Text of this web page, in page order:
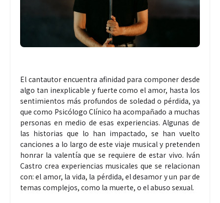
El cantautor encuentra afinidad para componer desde
algo tan inexplicable y fuerte como el amor, hasta los
sentimientos más profundos de soledad o pérdida, ya
que como Psicólogo Clínico ha acompañado a muchas
personas en medio de esas experiencias. Algunas de
las historias que lo han impactado, se han vuelto
canciones a lo largo de este viaje musical y pretenden
honrar la valentía que se requiere de estar vivo. Iván
Castro crea experiencias musicales que se relacionan
con: el amor, la vida, la pérdida, el desamor y un par de
temas complejos, como la muerte, o el abuso sexual.